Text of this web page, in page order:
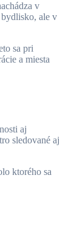
v
ale v
sa pri
a miesta
aj
sledované aj
ktorého sa